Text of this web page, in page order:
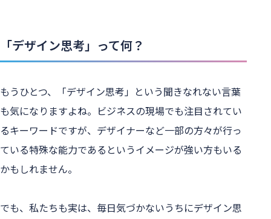
「デザイン思考」って何？
もうひとつ、「デザイン思考」という聞きなれない言葉
も気になりますよね。ビジネスの現場でも注目されてい
るキーワードですが、デザイナーなど一部の方々が行っ
ている特殊な能力であるというイメージが強い方もいる
かもしれません。
でも、私たちも実は、毎日気づかないうちにデザイン思